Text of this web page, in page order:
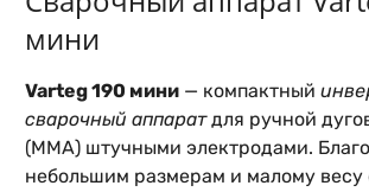
мини
Varteg 190 мини — компактный
сварочный аппаратдля ручной
(MMA) штучными электродами.
небольшим размерам и малому весу